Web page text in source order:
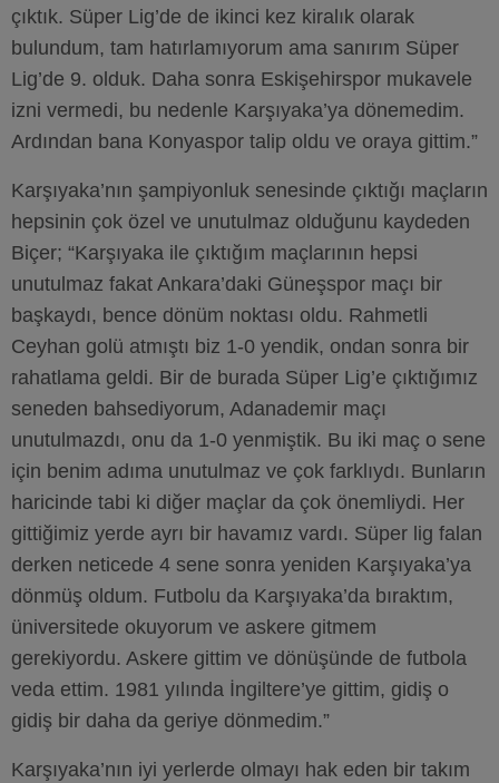
çıktık. Süper Lig’de de ikinci kez kiralık olarak
bulundum, tam hatırlamıyorum ama sanırım Süper
Lig’de 9. olduk. Daha sonra Eskişehirspor mukavele
izni vermedi, bu nedenle Karşıyaka’ya dönemedim.
Ardından bana Konyaspor talip oldu ve oraya gittim.”
Karşıyaka’nın şampiyonluk senesinde çıktığı maçların
hepsinin çok özel ve unutulmaz olduğunu kaydeden
Biçer; “Karşıyaka ile çıktığım maçlarının hepsi
unutulmaz fakat Ankara’daki Güneşspor maçı bir
başkaydı, bence dönüm noktası oldu. Rahmetli
Ceyhan golü atmıştı biz 1-0 yendik, ondan sonra bir
rahatlama geldi. Bir de burada Süper Lig’e çıktığımız
seneden bahsediyorum, Adanademir maçı
unutulmazdı, onu da 1-0 yenmiştik. Bu iki maç o sene
için benim adıma unutulmaz ve çok farklıydı. Bunların
haricinde tabi ki diğer maçlar da çok önemliydi. Her
gittiğimiz yerde ayrı bir havamız vardı. Süper lig falan
derken neticede 4 sene sonra yeniden Karşıyaka’ya
dönmüş oldum. Futbolu da Karşıyaka’da bıraktım,
üniversitede okuyorum ve askere gitmem
gerekiyordu. Askere gittim ve dönüşünde de futbola
veda ettim. 1981 yılında İngiltere’ye gittim, gidiş o
gidiş bir daha da geriye dönmedim.”
Karşıyaka’nın iyi yerlerde olmayı hak eden bir takım